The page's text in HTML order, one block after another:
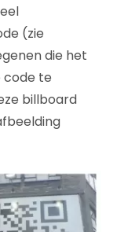
(zie
die het
code te
billboard